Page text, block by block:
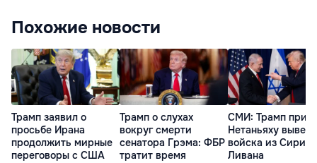
Похожие новости
Трамп заявил о
просьбе Ирана
продолжить мирные
переговоры с США
Трамп о слухах
вокруг смерти
сенатора Грэма: ФБР
тратит время
СМИ: Трамп
Нетаньяху
войска из Сирии
Ливана